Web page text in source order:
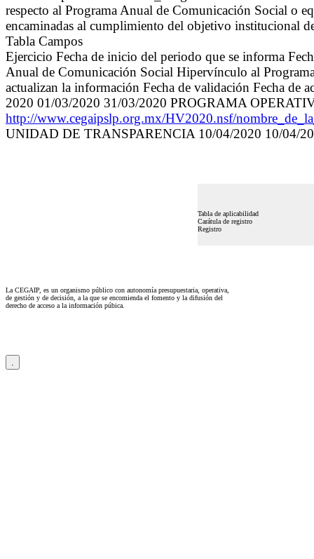
respecto al Programa Anual de Comunicación Social o
encaminadas al cumplimiento del objetivo institucional
Tabla Campos
Ejercicio Fecha de inicio del periodo que se informa
Anual de Comunicación Social Hipervínculo al
actualizan la información Fecha de validación Fecha de
2020 01/03/2020 31/03/2020 PROGRAMA
http://www.cegaipslp.org.mx/HV2020.nsf/
UNIDAD DE TRANSPARENCIA 10/04/2020 10/04/
Tabla de aplicabilidad
Carátula de registro
Registro
La CEGAIP, es un organismo público con autonomía presupuestaria, operativa,
de gestión y de decisión, a la que se encomienda el fomento y la difusión del
derecho de acceso a la información púbica.